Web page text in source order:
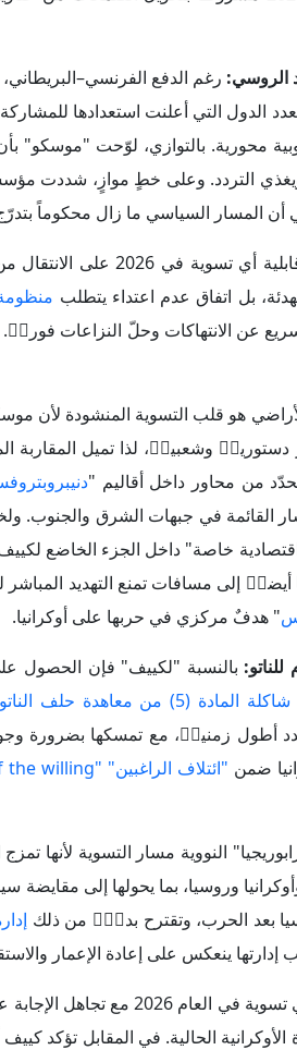
بل اتفاق عدم اعتداء يتطلب
هو قلب التسوية المنشودة لأن
وشعبياࣧ، لذا تميل المقاربة
من محاور داخل أقاليم "
خاصة" داخل الجزء الخاضع
أيضاࣧ إلى مسافات تمنع التهديد
" هدفٌ مركزي في حربها على أوكرانيا.
من معاهدة حلف الناتو
أطول زمنياࣧ، مع تمسكها بضرورة
ضمن"ائتلاف الراغبين" "Coalition of the willing
النووية مسار التسوية لأنها
وروسيا، بما يحولها إلى مقايضة
ينعكس على إعادة الإعمار
لا يمكن إتمام أي تسوية في
الحالية. في المقابل تؤكد كييف
الحرب مكلف جداࣧ من الناحية
لذلك فإن تعهد الدول الأوروبية
الروسية المجمّدة في الغرب لتمويل